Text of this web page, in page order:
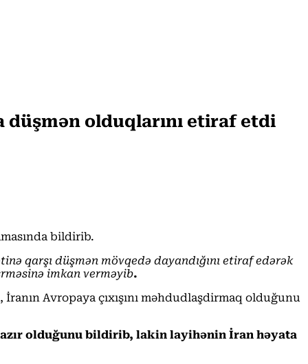
düşmən olduqlarını etiraf etdi
bildirib.
qarşı düşmən mövqedə dayandığını etiraf edərək
imkan verməyib.
Avropaya çıxışını məhdudlaşdirmaq olduğunu
olduğunu bildirib, lakin layihənin İran həyata